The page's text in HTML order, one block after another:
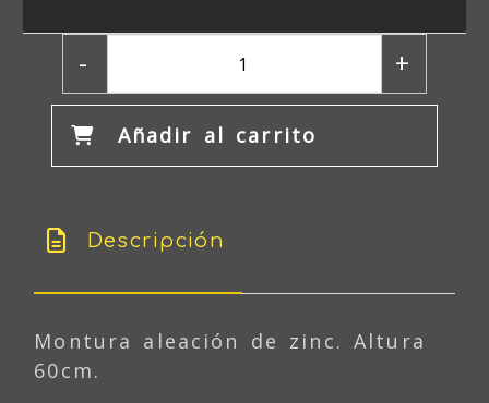
- +
Añadir al carrito
Descripción
Montura aleación de zinc. Altura
60cm.